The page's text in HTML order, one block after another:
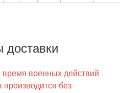
доставки
военных действий
производится без